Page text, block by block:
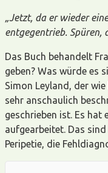
„Jetzt, da er wieder
entgegentrieb. Spüren,
Das Buch behandelt
geben? Was würde es
Simon Leyland, der
sehr anschaulich
geschrieben ist. Es
aufgearbeitet. Das
Peripetie, die